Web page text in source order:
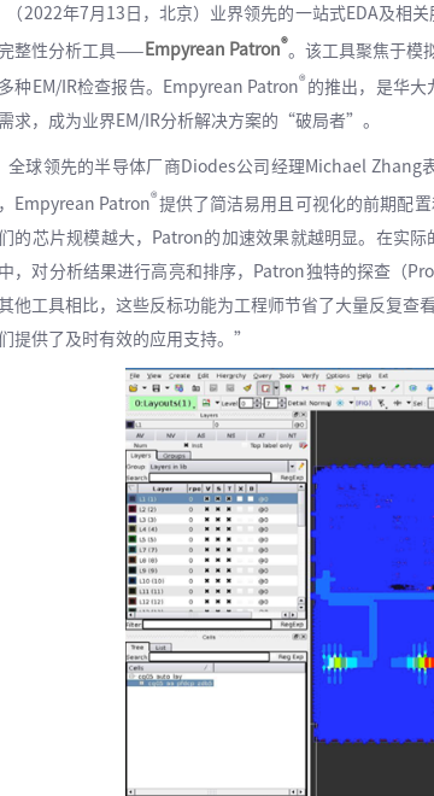
2022年7月13日，北京）业界领先的一站式EDA及相关
整性分析工具—— Empyrean Patron®。该工具聚焦于模
种EM/IR检查报告。Empyrean Patron® 的推出，是华大
求，成为业界EM/IR分析解决方案的“破局者”。
球领先的半导体厂商Diodes公司经理Michael Zhang
Empyrean Patron®提供了简洁易用且可视化的前期配
的芯片规模越大，Patron的加速效果就越明显。在实
，对分析结果进行高亮和排序，Patron独特的探查（
他工具相比，这些反标功能为工程师节省了大量反复查
提供了及时有效的应用支持。”